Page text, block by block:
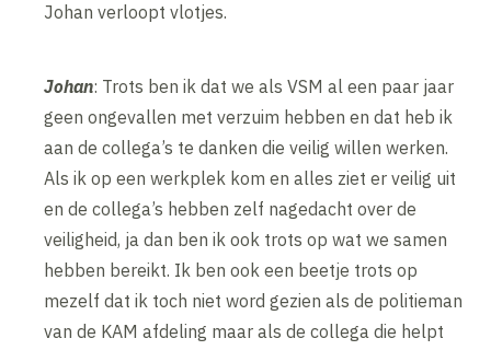
Johan verloopt vlotjes.
Johan: Trots ben ik dat we als VSM al een paar jaar
geen ongevallen met verzuim hebben en dat heb ik
aan de collega’s te danken die veilig willen werken.
Als ik op een werkplek kom en alles ziet er veilig uit
en de collega’s hebben zelf nagedacht over de
veiligheid, ja dan ben ik ook trots op wat we samen
hebben bereikt. Ik ben ook een beetje trots op
mezelf dat ik toch niet word gezien als de politieman
van de KAM afdeling maar als de collega die helpt